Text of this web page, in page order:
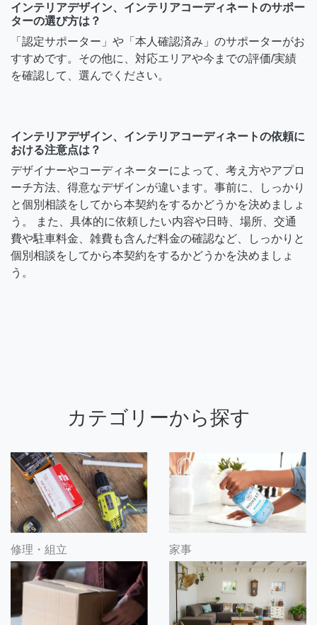
インテリアデザイン、インテリアコーディネートのサポー
ターの選び方は？
「認定サポーター」や「本人確認済み」のサポーターがお
すすめです。その他に、対応エリアや今までの評価/実績
を確認して、選んでください。
インテリアデザイン、インテリアコーディネートの依頼に
おける注意点は？
デザイナーやコーディネーターによって、考え方やアプロ
ーチ方法、得意なデザインが違います。事前に、しっかり
と個別相談をしてから本契約をするかどうかを決めましょ
う。 また、具体的に依頼したい内容や日時、場所、交通
費や駐車料金、雑費も含んだ料金の確認など、しっかりと
個別相談をしてから本契約をするかどうかを決めましょ
う。
カテゴリーから探す
修理・組立 家事